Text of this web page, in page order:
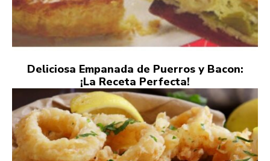
Deliciosa Empanada de Puerros y Bacon:
¡La Receta Perfecta!